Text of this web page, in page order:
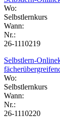
Wo:
Selbstlernkurs
Wann:
Nr.:
26-1110219
Selbstlern-
Wo:
Selbstlernkurs
Wann:
Nr.:
26-1110220